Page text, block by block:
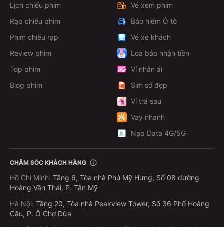
Lịch chiếu phim
Rạp chiếu phim
Phim chiếu rạp
Review phim
Top phim
Blog phim
Vé xem phim
Bảo hiểm Ô tô
Vé xe khách
Loa báo nhận tiền
Ví nhân ái
Sim số đẹp
Ví trả sau
Vay nhanh
Nạp Data 4G/5G
CHĂM SÓC KHÁCH HÀNG
Hồ Chí Minh: Tầng 6, Tòa nhà Phú Mỹ Hưng, Số 08 đường
Hoàng Văn Thái, P. Tân Mỹ
Hà Nội: Tầng 20, Tòa nhà Peakview Tower, Số 36 Phố Hoàng
Cầu, P. Ô Chợ Dừa